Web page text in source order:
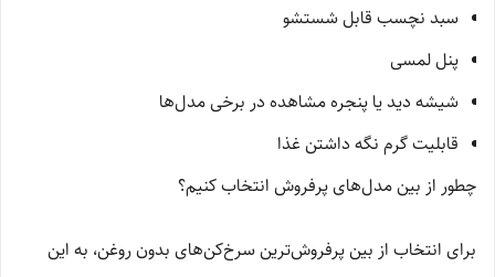
سبد نچسب قابل شستشو
پنل لمسی
شیشه دید یا پنجره مشاهده در برخی مدل‌ها
قابلیت گرم نگه داشتن غذا
چطور از بین مدل‌های پرفروش انتخاب کنیم؟
برای انتخاب از بین پرفروش‌ترین سرخ‌کن‌های بدون روغن، به این